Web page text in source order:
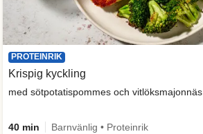
PROTEINRIK
Krispig kyckling
med sötpotatispommes och vitlöksmajonnäs
40 min Barnvänlig • Proteinrik